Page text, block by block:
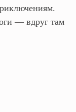
— вдруг там